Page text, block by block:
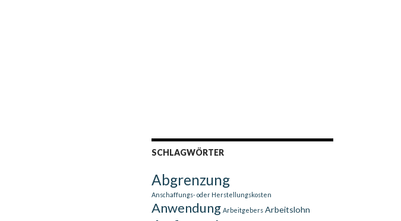
SCHLAGWÖRTER
Abgrenzung
Anschaffungs- oder Herstellungskosten
Anwendung Arbeitgebers Arbeitslohn